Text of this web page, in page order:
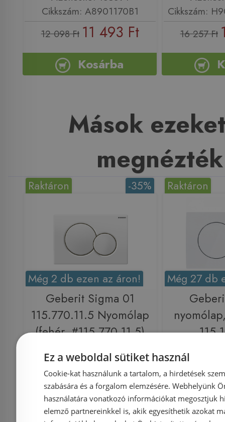
Cikkszám: A8901170B1
12 098 Ft 11 493 Ft
Kosárba
Cikkszám:
16 257 Ft
Mások
megnézték
-35%
Raktáron
Még 2 db ezen az áron!
Geberit Sigma 01
115.770.11.5 Nyomólap
(fehér, #115.770.11.5)
Azonosító: 131908
Cikkszám: 115.770.11.5
Raktáron
Még 27 db
Ez a weboldal sütiket használ
Cookie-kat használunk a tartalom, a hirdetések
szabására és a forgalom elemzésére. Webhelyünk
használatára vonatkozó információkat megosztjuk
elemző partnereinkkel is, akik egyesíthetik azokat